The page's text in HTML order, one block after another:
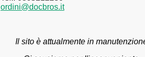
ordini@docbros.it
Il sito è attualmente in